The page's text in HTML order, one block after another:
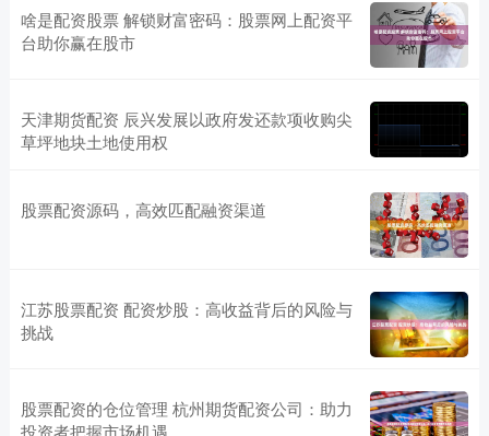
啥是配资股票 解锁财富密码：股票网上配资平
台助你赢在股市
天津期货配资 辰兴发展以政府发还款项收购尖
草坪地块土地使用权
股票配资源码，高效匹配融资渠道
江苏股票配资 配资炒股：高收益背后的风险与
挑战
股票配资的仓位管理 杭州期货配资公司：助力